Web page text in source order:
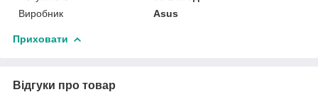
Виробник
Asus
Приховати
Відгуки про товар